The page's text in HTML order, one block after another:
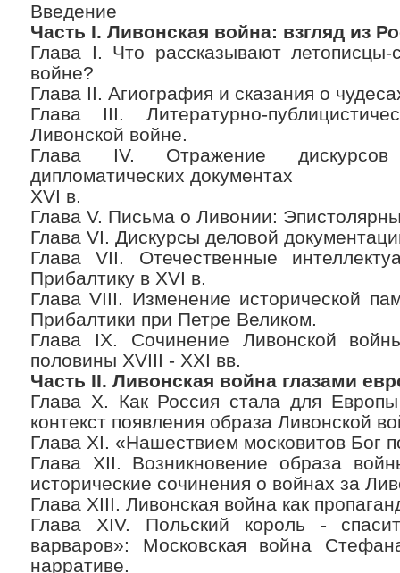
Введение
Часть I. Ливонская война: взгляд из
Глава I. Что рассказывают летописцы-
войне?
Глава II. Агиография и сказания о
Глава III. Литературно-
Ливонской войне.
Глава IV. Отражение
дипломатических документах
XVI в.
Глава V. Письма о Ливонии:
Глава VI. Дискурсы деловой
Глава VII. Отечественные
Прибалтику в XVI в.
Глава VIII. Изменение исторической
Прибалтики при Петре Великом.
Глава IX. Сочинение Ливонской
половины XVIII - XXI вв.
Часть II. Ливонская война глазами
Глава X. Как Россия стала для
контекст появления образа Ливонской
Глава XI. «Нашествием московитов Бог
Глава XII. Возникновение образа
исторические сочинения о войнах за
Глава XIII. Ливонская война как
Глава XIV. Польский король -
варваров»: Московская война
нарративе.